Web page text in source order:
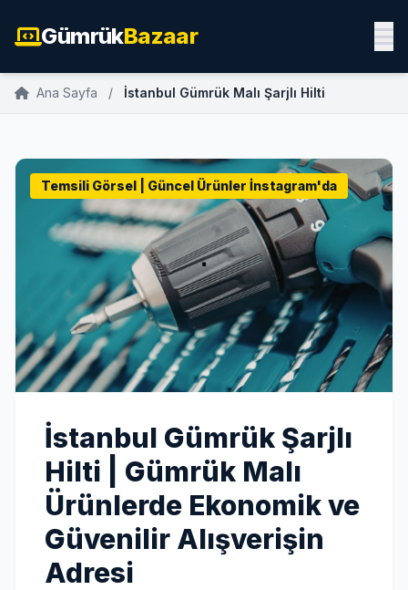
GümrükBazaar
Ana Sayfa / İstanbul Gümrük Malı Şarjlı Hilti
Temsili Görsel | Güncel Ürünler İnstagram'da
İstanbul Gümrük Şarjlı
Hilti | Gümrük Malı
Ürünlerde Ekonomik ve
Güvenilir Alışverişin
Adresi